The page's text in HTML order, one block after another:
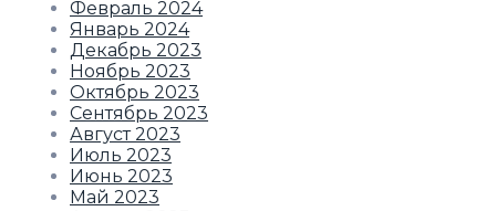
Февраль 2024
Январь 2024
Декабрь 2023
Ноябрь 2023
Октябрь 2023
Сентябрь 2023
Август 2023
Июль 2023
Июнь 2023
Май 2023